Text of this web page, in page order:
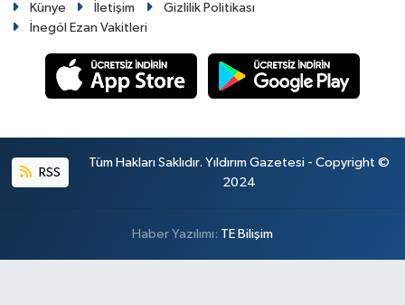
Künye İletişim
Gizlilik Politikası
İnegöl Ezan Vakitleri
RSS
Tüm Hakları Saklıdır. Yıldırım Gazetesi - Copyright ©
2024
Haber Yazılımı: TE Bilişim